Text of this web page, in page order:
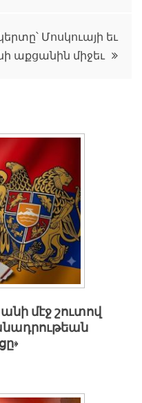
Մոսկուայի եւ
աքցանին միջեւ
մէջ շուտով